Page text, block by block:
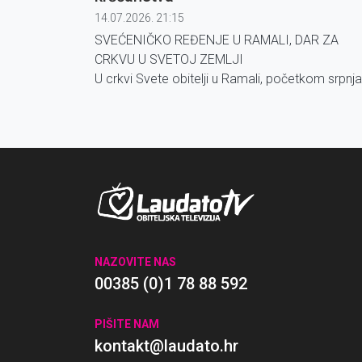
14.07.2026. 21:15
SVEĆENIČKO REĐENJE U RAMALI, DAR ZA
CRKVU U SVETOJ ZEMLJI
U crkvi Svete obitelji u Ramali, početkom
NAZOVITE NAS
00385 (0)1 78 88 592
PIŠITE NAM
kontakt@laudato.hr